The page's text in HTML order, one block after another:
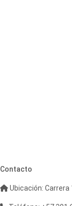
Contacto
Ubicación: Carrera